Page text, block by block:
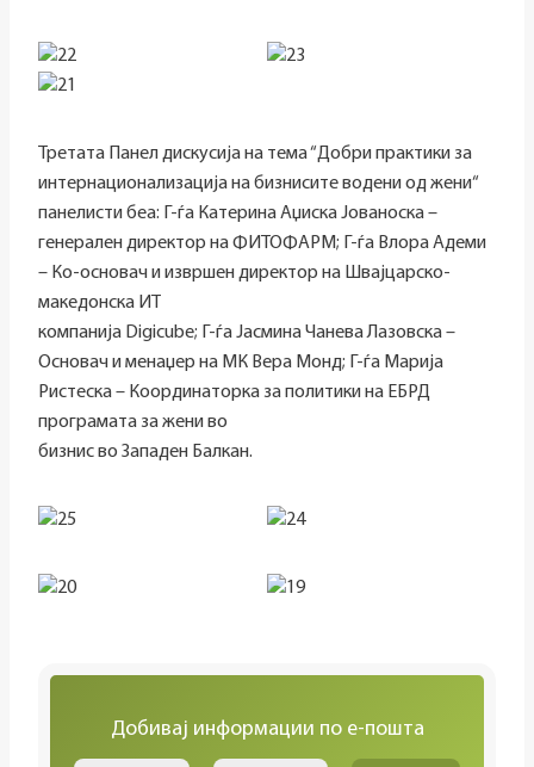
Третата Панел дискусија на тема “Добри практики за
интернационализација на бизнисите водени од жени“
панелисти беа: Г-ѓа Катерина Аџиска Јованоска –
генерален директор на ФИТОФАРМ; Г-ѓа Влора Адеми
– Ко-основач и извршен директор на Швајцарско-
македонска ИТ
компанија Digicube; Г-ѓа Јасмина Чанева Лазовска –
Основач и менаџер на МК Вера Монд; Г-ѓа Марија
Ристеска – Координаторка за политики на ЕБРД
програмата за жени во
бизнис во Западен Балкан.
Добивај информации по е-пошта